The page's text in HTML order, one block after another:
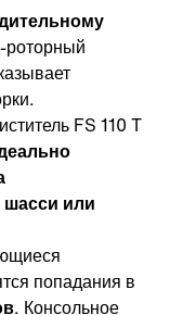
FS 110 T
или
попадания в
. Консольное